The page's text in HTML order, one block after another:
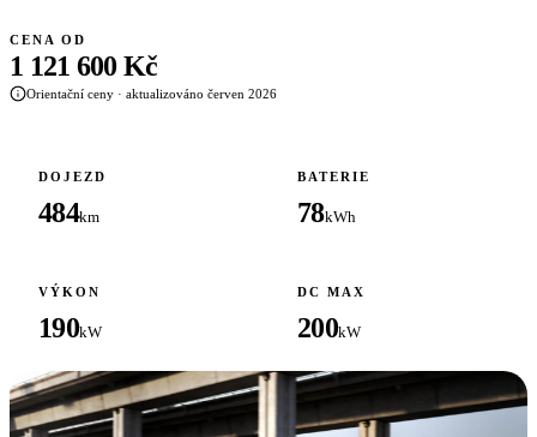
CENA OD
1 121 600 Kč
Orientační ceny · aktualizováno červen 2026
DOJEZD
484km
BATERIE
78kWh
VÝKON
190kW
DC MAX
200kW